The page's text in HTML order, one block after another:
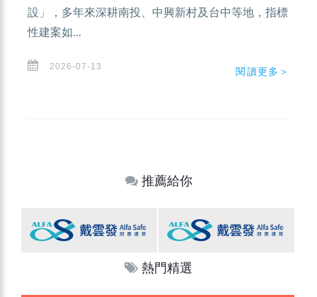
設」，多年來深耕南投、中興新村及台中等地，指標
性建案如...
2026-07-13 閱讀更多＞
推薦給你
熱門精選